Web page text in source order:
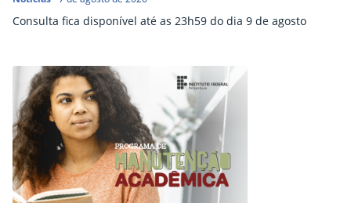
Consulta fica disponível até as 23h59 do dia 9 de agosto